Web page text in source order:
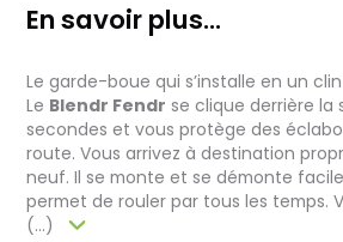
achats à domicile, mais il est encore
accueillir en magasin. Commandez en
Pensez à préciser le lieu de retrait lors
et nous vous informerons dès que vos
être récupérés.
Livraison de vélos complets :
Après des réglages minutieux effectués
votre vélo est soigneusement emballé
pour faciliter sa réception.
En savoir plus...
Le garde-boue qui s’installe en un
Le Blendr Fendr se clique derrière la
secondes et vous protège des
route. Vous arrivez à destination
neuf. Il se monte et se démonte
permet de rouler par tous les temps.
(...)